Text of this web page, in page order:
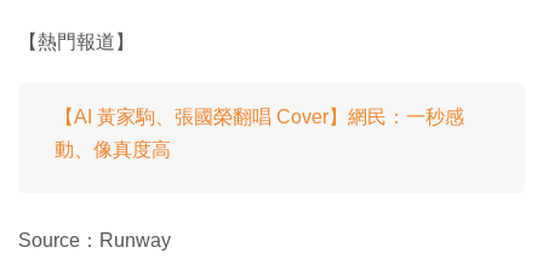
【熱門報道】
【AI 黃家駒、張國榮翻唱 Cover】網民：一秒感
動、像真度高
Source：Runway